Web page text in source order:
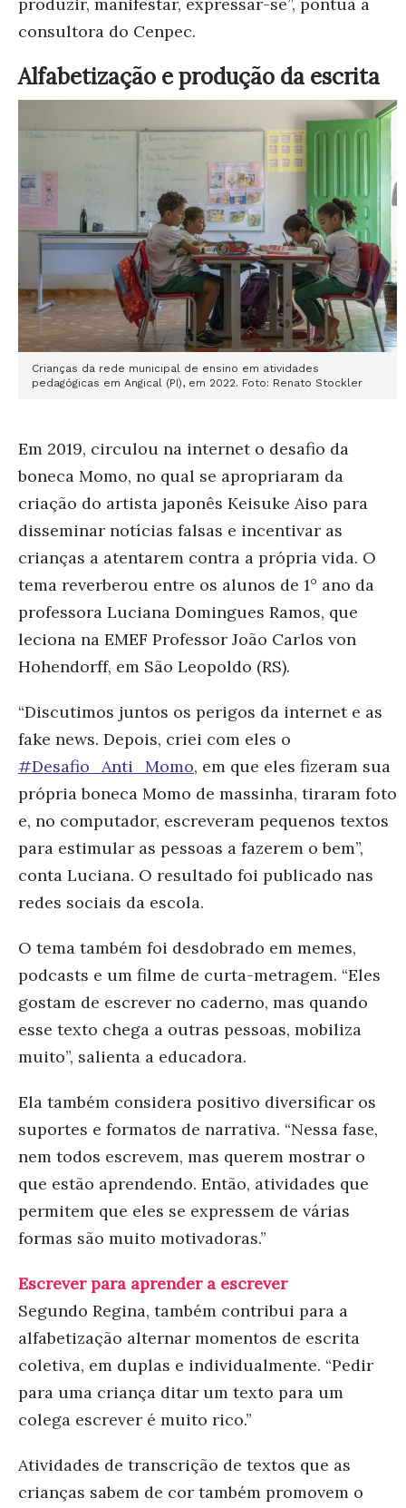
consultora do Cenpec.
Alfabetização e produção da escrita
Crianças da rede municipal de ensino em atividades
pedagógicas em Angical (PI), em 2022. Foto: Renato Stockler
Em 2019, circulou na internet o desafio da
boneca Momo, no qual se apropriaram da
criação do artista japonês Keisuke Aiso para
disseminar notícias falsas e incentivar as
crianças a atentarem contra a própria vida. O
tema reverberou entre os alunos de 1° ano da
professora Luciana Domingues Ramos, que
leciona na EMEF Professor João Carlos von
Hohendorff, em São Leopoldo (RS).
“Discutimos juntos os perigos da internet e as
fake news. Depois, criei com eles o
#Desafio_Anti_Momo, em que eles fizeram sua
própria boneca Momo de massinha, tiraram foto
e, no computador, escreveram pequenos textos
para estimular as pessoas a fazerem o bem”,
conta Luciana. O resultado foi publicado nas
redes sociais da escola.
O tema também foi desdobrado em memes,
podcasts e um filme de curta-metragem. “Eles
gostam de escrever no caderno, mas quando
esse texto chega a outras pessoas, mobiliza
muito”, salienta a educadora.
Ela também considera positivo diversificar os
suportes e formatos de narrativa. “Nessa fase,
nem todos escrevem, mas querem mostrar o
que estão aprendendo. Então, atividades que
permitem que eles se expressem de várias
formas são muito motivadoras.”
Escrever para aprender a escrever
Segundo Regina, também contribui para a
alfabetização alternar momentos de escrita
coletiva, em duplas e individualmente. “Pedir
para uma criança ditar um texto para um
colega escrever é muito rico.”
Atividades de transcrição de textos que as
crianças sabem de cor também promovem o